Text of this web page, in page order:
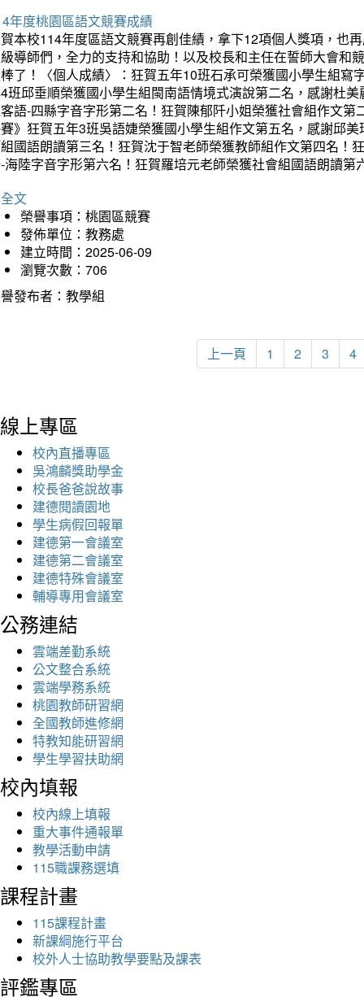
年度桃園區語文競賽成績
本校114年度區語文競賽再創佳績，拿下12項個人獎項，也
導師們，全力的支持和協助！以及校長和主任在誓師大會和
了！〈個人成績〉：狂賀五年10班石承可榮獲國小學生組
班邱垂順榮獲國小學生組閩南語情境式演說第二名，感謝杜
語-四縣字音字形第二名！狂賀陳郁阡小姐榮獲社會組作文
》狂賀五年3班吳語婕榮獲國小學生組作文第五名，感謝邱
國語朗讀第三名！狂賀沈于智老師榮獲教師組作文第四名！
海陸字音字形第六名！狂賀羅培元老師榮獲社會組國語朗讀
文
榮譽事項：桃園區競賽
發佈單位：教務處
建立時間：2025-06-09
瀏覽次數：706
發布者：教學組
上一頁 1 2 3 4
線上專區
校內直播專區
吳鴻麟獎助學金
校長爸爸說故事
建德閱讀園地
學生病假回報單
建德第一會議室
建德第二會議室
建德特殊會議室
輔導專用會議室
公務連結
雲端差勤系統
公文整合系統
雲端學務系統
桃園教師研習網
全國教師進修網
特教知能研習網
學生學習扶助網
校內填報
校內線上填報
重大事件通報單
教學活動申請
115職課務選填
課程計畫
115課程計畫
新課綱施行平台
校外人士協助教學要點及課表
評鑑專區